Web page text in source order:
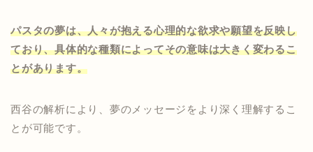
パスタの夢は、人々が抱える心理的な欲求や願望を反映し
ており、具体的な種類によってその意味は大きく変わるこ
とがあります。
西谷の解析により、夢のメッセージをより深く理解するこ
とが可能です。